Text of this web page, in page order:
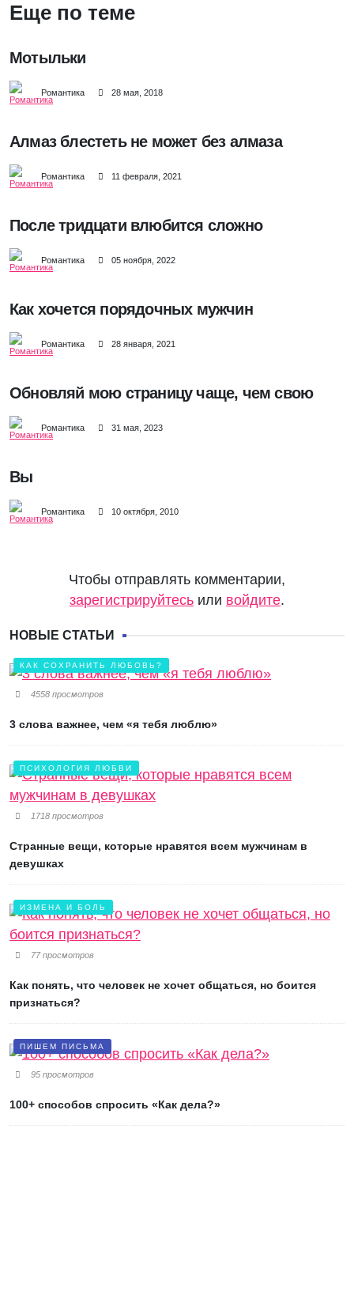
Еще по теме
Мотыльки
Романтика 28 мая, 2018
Алмаз блестеть не может без алмаза
Романтика 11 февраля, 2021
После тридцати влюбится сложно
Романтика 05 ноября, 2022
Как хочется порядочных мужчин
Романтика 28 января, 2021
Обновляй мою страницу чаще, чем свою
Романтика 31 мая, 2023
Вы
Романтика 10 октября, 2010
Чтобы отправлять комментарии,
зарегистрируйтесь или войдите.
НОВЫЕ СТАТЬИ
КАК СОХРАНИТЬ ЛЮБОВЬ?
4558 просмотров
3 слова важнее, чем «я тебя люблю»
ПСИХОЛОГИЯ ЛЮБВИ
1718 просмотров
Странные вещи, которые нравятся всем мужчинам в
девушках
ИЗМЕНА И БОЛЬ
77 просмотров
Как понять, что человек не хочет общаться, но боится
признаться?
ПИШЕМ ПИСЬМА
95 просмотров
100+ способов спросить «Как дела?»